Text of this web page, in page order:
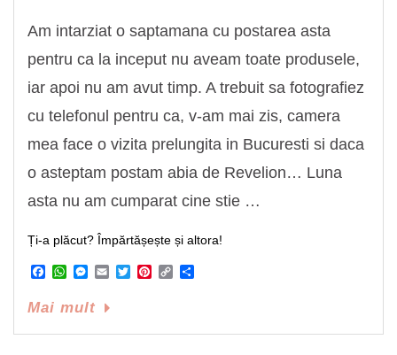
Am intarziat o saptamana cu postarea asta
pentru ca la inceput nu aveam toate produsele,
iar apoi nu am avut timp. A trebuit sa fotografiez
cu telefonul pentru ca, v-am mai zis, camera
mea face o vizita prelungita in Bucuresti si daca
o asteptam postam abia de Revelion… Luna
asta nu am cumparat cine stie …
Ți-a plăcut? Împărtășește și altora!
Facebook
WhatsApp
Messenger
EmailTwitterPinterest
Copy
Mai mult